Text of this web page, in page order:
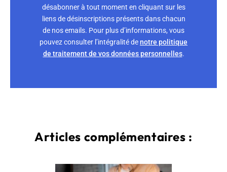
désabonner à tout moment en cliquant sur les
liens de désinscriptions présents dans chacun
de nos emails. Pour plus d’informations, vous
pouvez consulter l’intégralité denotre politique
de traitement de vos données personnelles.
Articles complémentaires :